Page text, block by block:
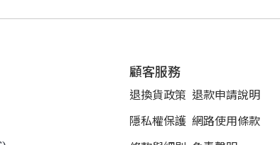
顧客服務
退換貨政策 退款申請說明
隱私權保護 網路使用條款